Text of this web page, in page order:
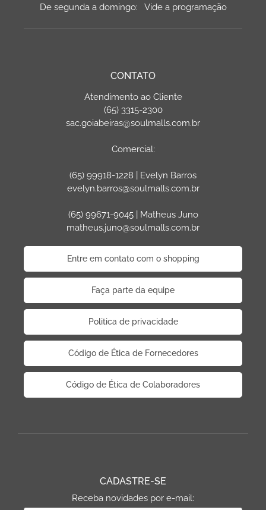
De segunda a domingo: Vide a programação
CONTATO
Atendimento ao Cliente
(65) 3315-2300
sac.goiabeiras@soulmalls.com.br
Comercial:
(65) 99918-1228 | Evelyn Barros
evelyn.barros@soulmalls.com.br
(65) 99671-9045 | Matheus Juno
matheus.juno@soulmalls.com.br
Entre em contato com o shopping
Faça parte da equipe
Politica de privacidade
Código de Ética de Fornecedores
Código de Ética de Colaboradores
CADASTRE-SE
Receba novidades por e-mail: